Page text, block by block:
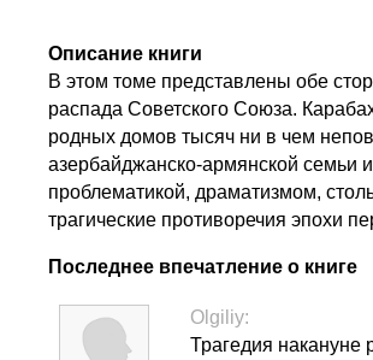
Описание книги
В этом томе представлены обе
распада Советского Союза.
родных домов тысяч ни в чем
азербайджанско-армянской семьи
проблематикой, драматизмом,
трагические противоречия эпохи
Последнее впечатление о книге
Olgiliy:
Трагедия